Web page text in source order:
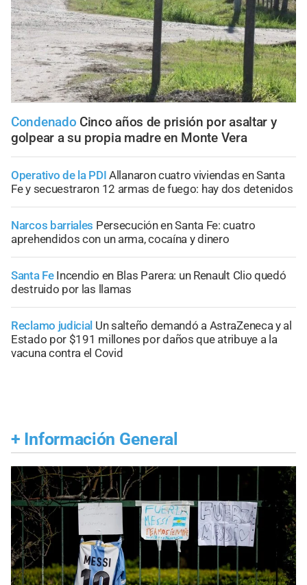
Condenado Cinco años de prisión por asaltar y
golpear a su propia madre en Monte Vera
Operativo de la PDI Allanaron cuatro viviendas en Santa
Fe y secuestraron 12 armas de fuego: hay dos detenidos
Narcos barriales Persecución en Santa Fe: cuatro
aprehendidos con un arma, cocaína y dinero
Santa Fe Incendio en Blas Parera: un Renault Clio quedó
destruido por las llamas
Reclamo judicial Un salteño demandó a AstraZeneca y al
Estado por $191 millones por daños que atribuye a la
vacuna contra el Covid
+ Información General